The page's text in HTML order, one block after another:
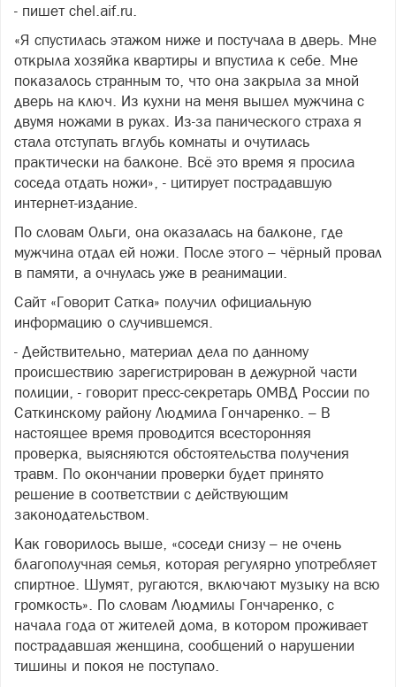
- пишет chel.aif.ru.
«Я спустилась этажом ниже и постучала в дверь. Мне
открыла хозяйка квартиры и впустила к себе. Мне
показалось странным то, что она закрыла за мной
дверь на ключ. Из кухни на меня вышел мужчина с
двумя ножами в руках. Из-за панического страха я
стала отступать вглубь комнаты и очутилась
практически на балконе. Всё это время я просила
соседа отдать ножи», - цитирует пострадавшую
интернет-издание.
По словам Ольги, она оказалась на балконе, где
мужчина отдал ей ножи. После этого – чёрный провал
в памяти, а очнулась уже в реанимации.
Сайт «Говорит Сатка» получил официальную
информацию о случившемся.
- Действительно, материал дела по данному
происшествию зарегистрирован в дежурной части
полиции, - говорит пресс-секретарь ОМВД России по
Саткинскому району Людмила Гончаренко. – В
настоящее время проводится всесторонняя
проверка, выясняются обстоятельства получения
травм. По окончании проверки будет принято
решение в соответствии с действующим
законодательством.
Как говорилось выше, «соседи снизу – не очень
благополучная семья, которая регулярно употребляет
спиртное. Шумят, ругаются, включают музыку на всю
громкость». По словам Людмилы Гончаренко, с
начала года от жителей дома, в котором проживает
пострадавшая женщина, сообщений о нарушении
тишины и покоя не поступало.